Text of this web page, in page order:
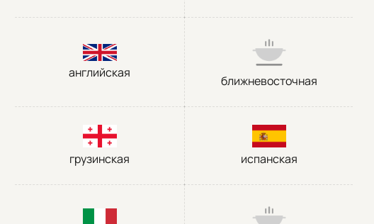
английская
ближневосточная
грузинская испанская